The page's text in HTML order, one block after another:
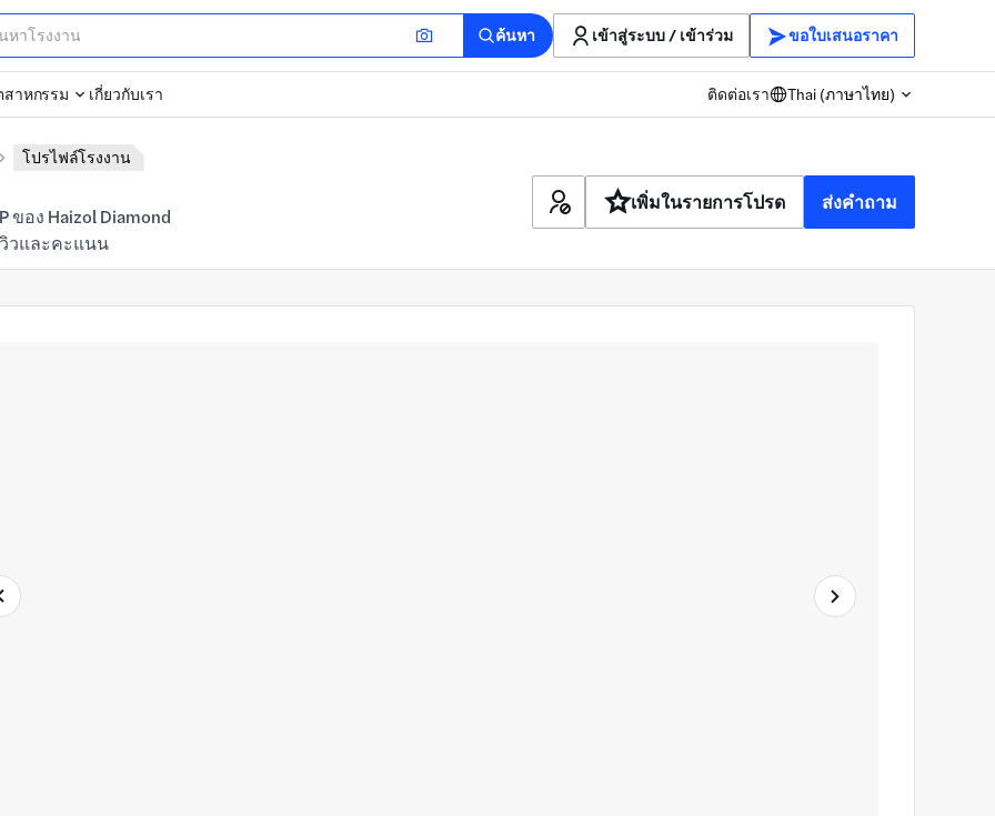
ค้นหา เข้าสู่ระบบ / เข้าร่วม ขอใบเสนอราคา
สาหกรรม เกี่ยวกับเรา ติดต่อเรา Thai (ภาษาไทย)
โปรไฟล์โรงงาน
เพิ่มในรายการโปรด
ส่งคำถาม
วและคะแนน